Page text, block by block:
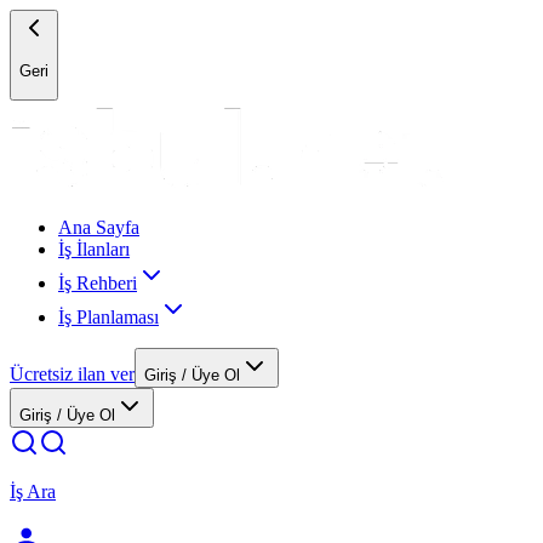
Geri
Ana Sayfa
İş İlanları
İş Rehberi
İş Planlaması
Ücretsiz ilan ver Giriş / Üye Ol
Giriş / Üye Ol
İş Ara